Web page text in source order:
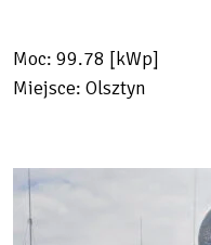
Moc: 99.78 [kWp]
Miejsce: Olsztyn